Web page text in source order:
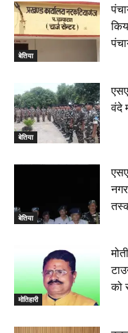
00:33
रक्सौल :
थानाध्यक्ष
बेतिया में सगे
जलाया,
00:12
मोतिहारी।
सांसद
02:19
बेतिया
बेतिया
वंदे
बेतिया
मोतिहारी
को